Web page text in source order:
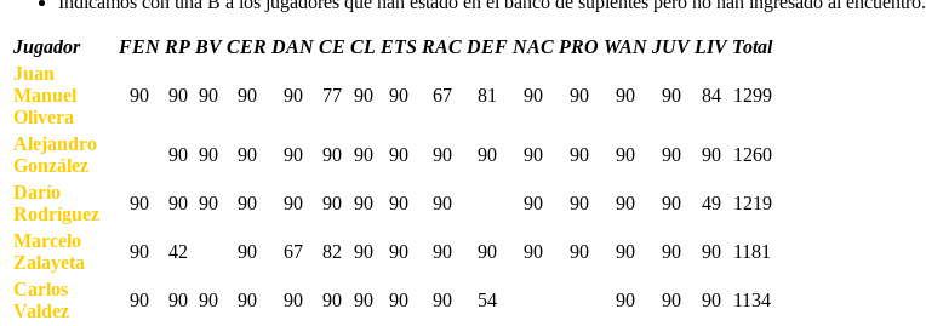
Jugador FEN RP BV CER DAN CE CL ETS RAC DEF NAC PRO WAN JUV LIV Total
Juan
Manuel
Olivera
90 90 90 90 90 77 90 90 67 81 90 90 90 90 84 1299
Alejandro
González
90 90 90 90 90 90 90 90 90 90 90 90 90 90
1260
Darío
Rodríguez
90 90 90 90 90 90 90 90 90 90 90 90 90 49
1219
Marcelo
Zalayeta
90 42 90 67 82 90 90 90 90 90 90 90 90 90
1181
Carlos
Valdez
90 90 90 90 90 90 90 90 90 54 90 90 90
1134